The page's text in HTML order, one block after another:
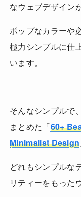
なウェブデザイン
ポップなカラーや
極力シンプルに仕
います。
そんなシンプルで
まとめた「60+
Minimalist Design
どれもシンプルな
リティーをもった